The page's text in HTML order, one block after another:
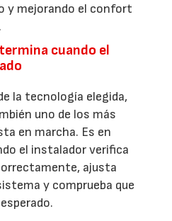
y mejorando el confort
cuando el
la tecnología elegida,
uno de los más
en marcha. Es en
el instalador verifica
ajusta
y comprueba que